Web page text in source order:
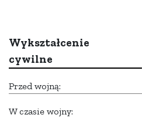
Wykształcenie
cywilne
Przed wojną:
W czasie wojny: